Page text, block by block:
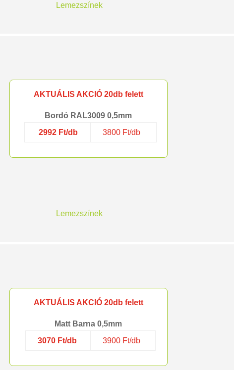
Lemezszínek
AKTUÁLIS AKCIÓ 20db felett
Bordó RAL3009 0,5mm
2992 Ft/db
3800 Ft/db
Lemezszínek
AKTUÁLIS AKCIÓ 20db felett
Matt Barna 0,5mm
3070 Ft/db
3900 Ft/db